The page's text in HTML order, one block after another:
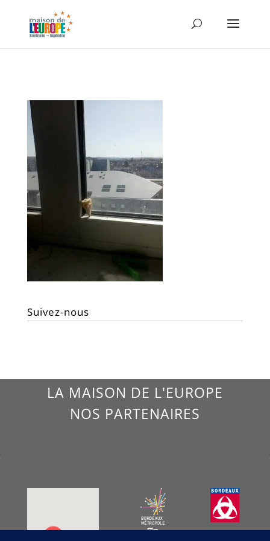
Suivez-nous
LA MAISON DE L'EUROPE
NOS PARTENAIRES